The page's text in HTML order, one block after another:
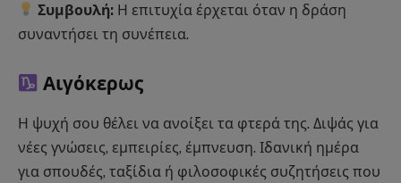
Συμβουλή: Η επιτυχία έρχεται όταν η δράση
συναντήσει τη συνέπεια.
Αιγόκερως
Η ψυχή σου θέλει να ανοίξει τα φτερά της. Διψάς για
νέες γνώσεις, εμπειρίες, έμπνευση. Ιδανική ημέρα
για σπουδές, ταξίδια ή φιλοσοφικές συζητήσεις που